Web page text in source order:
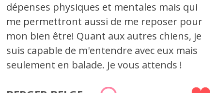
dépenses physiques et mentales mais qui
me permettront aussi de me reposer pour
mon bien être! Quant aux autres chiens, je
suis capable de m'entendre avec eux mais
seulement en balade. Je vous attends !